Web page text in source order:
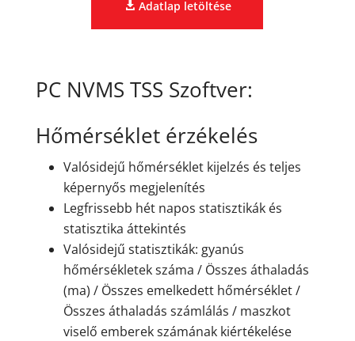
Adatlap letöltése
PC NVMS TSS Szoftver:
Hőmérséklet érzékelés
Valósidejű hőmérséklet kijelzés és teljes
képernyős megjelenítés
Legfrissebb hét napos statisztikák és
statisztika áttekintés
Valósidejű statisztikák: gyanús
hőmérsékletek száma / Összes áthaladás
(ma) / Összes emelkedett hőmérséklet /
Összes áthaladás számlálás / maszkot
viselő emberek számának kiértékelése